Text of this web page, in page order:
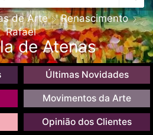
de Arte
Renascimento
Rafael
de Atenas
Últimas Novidades
Movimentos da Arte
Opinião dos Clientes